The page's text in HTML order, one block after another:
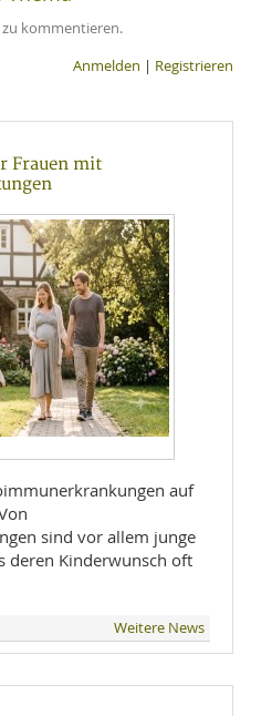
zu kommentieren.
Anmelden | Registrieren
Frauen mit
auf
sind vor allem junge
deren Kinderwunsch oft
Weitere News